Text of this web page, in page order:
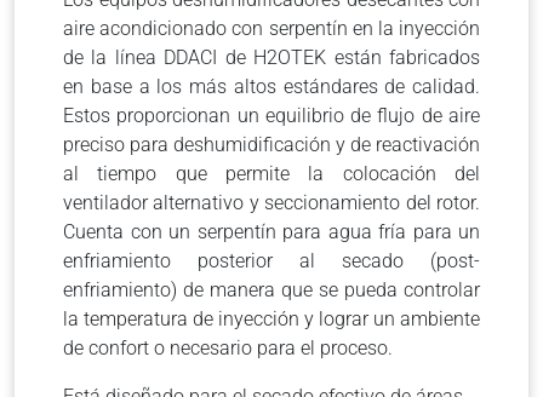
aire acondicionado con serpentín en la inyección
de la línea DDACI de H2OTEK están fabricados
en base a los más altos estándares de calidad.
Estos proporcionan un equilibrio de flujo de aire
preciso para deshumidificación y de reactivación
al tiempo que permite la colocación del
ventilador alternativo y seccionamiento del rotor.
Cuenta con un serpentín para agua fría para un
enfriamiento posterior al secado (post-
enfriamiento) de manera que se pueda controlar
la temperatura de inyección y lograr un ambiente
de confort o necesario para el proceso.